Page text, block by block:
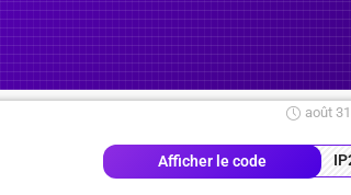
août
Afficher le code